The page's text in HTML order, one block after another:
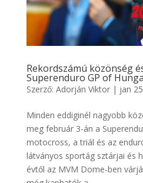
Rekordszámú közönség
Superenduro GP of
Szerző: Adorján Viktor| jan
Minden eddiginél nagyobb
meg február 3-án a
motocross, a triál és az
látványos sportág sztárjai és
évtől az MVM Dome-ben